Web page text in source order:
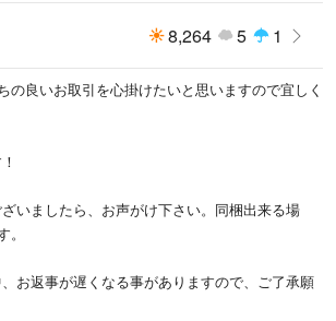
8,264 5 1
の良いお取引を心掛けたいと思いますので宜しく
いましたら、お声がけ下さい。同梱出来る場
お返事が遅くなる事がありますので、ご了承願